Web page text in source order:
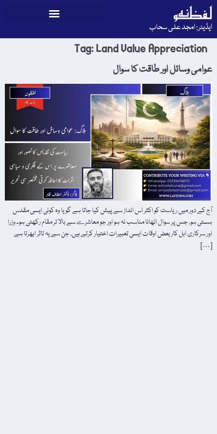
ایڈیٹر: امجد علی سحاب
Tag:Land Value Appreciation
عوامی وسائل اور طاقت کا سوال
آج کے دور میں ریاست کو اکثر اس انداز سے پیش کیا جاتا ہے گویا وہ کوئی ایسی مقدس
ہستی ہو، جس پر سوال اٹھانا مناسب نہ ہو اور جو معاشرے سے بالا تر مقام رکھتی ہو۔ وزرا
اور سرکاری اہل کار بعض اوقات ایسی تعبیرات اختیار کرتے ہیں، جن سے یہ تاثر ابھرتا ہے
[…]